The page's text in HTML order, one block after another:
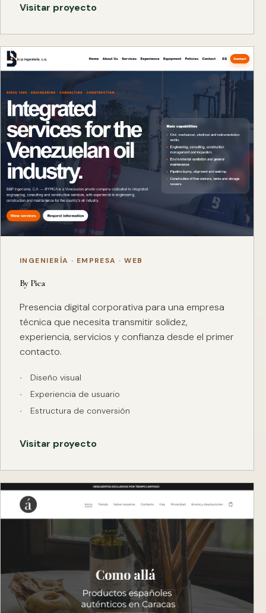
Visitar proyecto
INGENIERÍA · EMPRESA · WEB
By Pica
Presencia digital corporativa para una empresa
técnica que necesita transmitir solidez,
experiencia, servicios y confianza desde el primer
contacto.
Diseño visual
Experiencia de usuario
Estructura de conversión
Visitar proyecto